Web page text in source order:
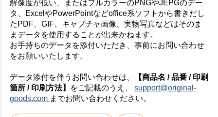
解像度が低い、またはフルカラーのPNGやJEPGのデー
タ、ExcelやPowerPointなどoffice系ソフトから書きだし
たPDF、GIF、キャプチャ画像、実物写真などはそのま
まデータを使用することが出来かねます。
お手持ちのデータを添付いただき、事前にお問い合わせ
をお願いいたします。
データ添付を伴うお問い合わせは、
【商品名 / 品番 / 印刷
箇所 / 印刷方法】
をご記載のうえ、 support@original-
goods.com までお問い合わせください。